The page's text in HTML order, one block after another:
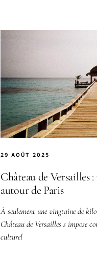
29 AOÛT 2025
Château de Versailles
autour de Paris
À seulement une vingtaine de
Château de Versailles s impose
culturel